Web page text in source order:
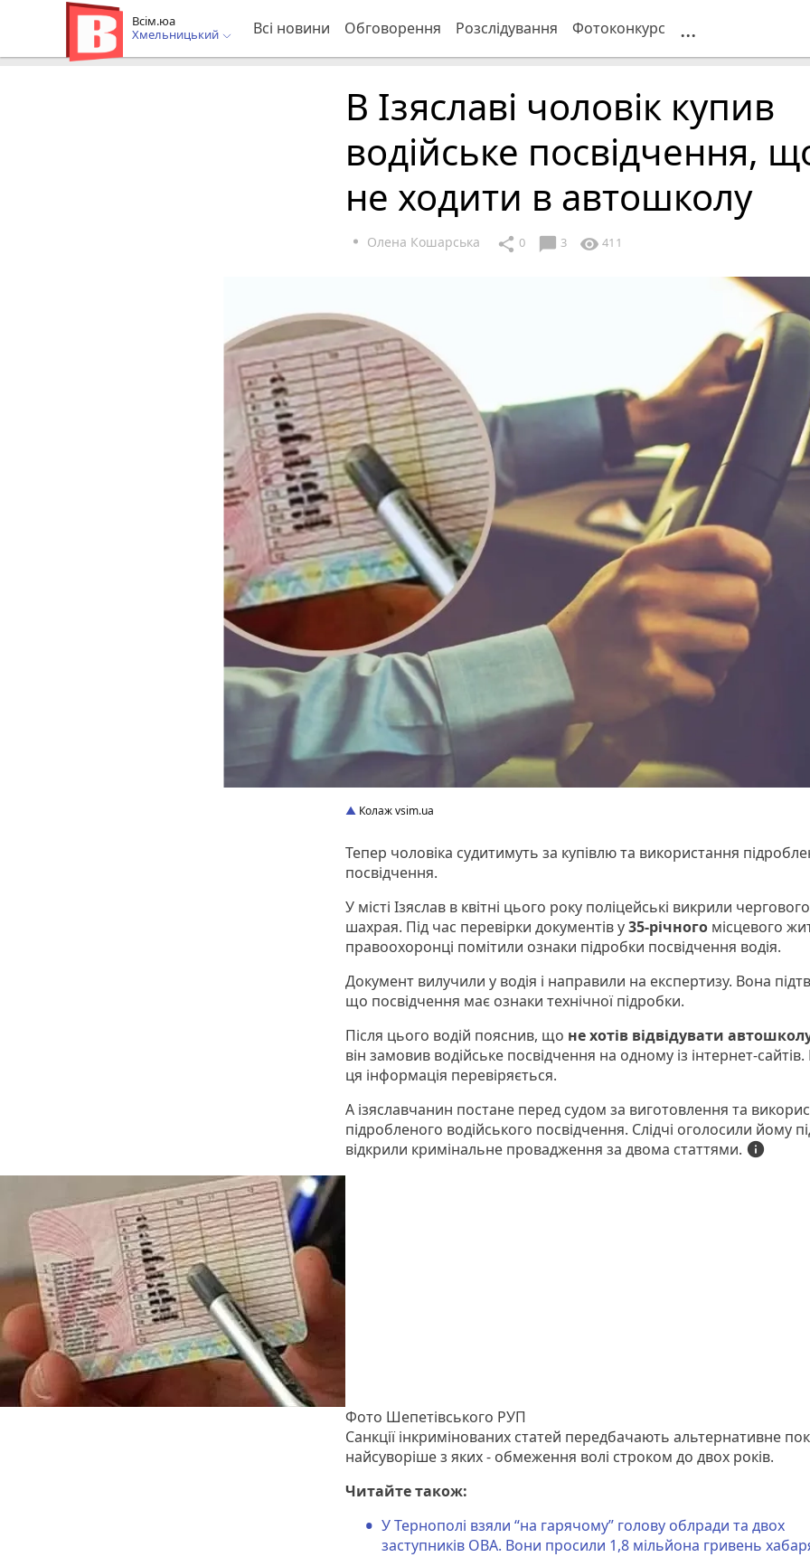
Всім.юа
Хмельницький
Всі новини Обговорення Розслідування Фотоконкурс ...
В Ізяславі чоловік купив
водійське посвідчення,
не ходити в автошколу
Олена Кошарська share 0 chat_bubble 3 visibility 411
Колаж vsim.ua
Тепер чоловіка судитимуть за купівлю та використання
посвідчення.
У місті Ізяслав в квітні цього року поліцейські викрили чергового
шахрая. Під час перевірки документів у35-річного місцевого
правоохоронці помітили ознаки підробки посвідчення водія.
Документ вилучили у водія і направили на експертизу. Вона
що посвідчення має ознаки технічної підробки.
Після цього водій пояснив, що не хотів відвідувати
він замовив водійське посвідчення на одному із інтернет-сайтів.
ця інформація перевіряється.
А ізяславчанин постане перед судом за виготовлення та
підробленого водійського посвідчення. Слідчі оголосили йому
відкрили кримінальне провадження за двома статтями. info
Фото Шепетівського РУП
Санкції інкримінованих статей передбачають альтернативне
найсуворіше з яких - обмеження волі строком до двох років.
Читайте також:
У Тернополі взяли “на гарячому” голову облради та двох
заступників ОВА. Вони просили 1,8 мільйона гривень